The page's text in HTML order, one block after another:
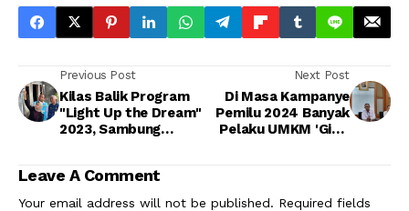
Previous Post
Kilas Balik Program
"Light Up the Dream"
2023, Sambung
Nyalakan Lebih dari
Next Post
Di Masa Kampanye
Pemilu 2024 Banyak
Pelaku UMKM 'Gigit
Leave A Comment
Your email address will not be published. Required fields